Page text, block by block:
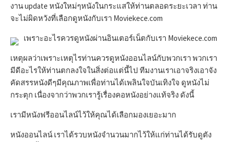
งาน update หนังใหม่ๆหนังในกระแสให้ท่านตลอดระยะเวลา ท่าน
จะไม่ผิดหวังที่เลือกดูหนังกับเรา Moviekece.com
เพราะอะไรควรดูหนังผ่านอินเตอร์เน็ตกับเรา Moviekece.com
เหตุผลว่าเพราะเหตุไรท่านควรดูหนังออนไลน์กับพวกเรา พวกเรา
มีดีอะไรให้ท่านตกลงใจในสิ่งต่อแต่นี้ไป ทีมงานเราเอาจริงเอาจัง
คัดสรรหนังดีๆมีคุณภาพเพื่อท่านได้เพลินใจบันเทิงใจ ดูหนังไม่
กระตุก เนื่องจากว่าพวกเรารู้เรื่องคอหนังอย่างแท้จริง ดังนี้
เรามีหนังฟรีออนไลน์ไว้ให้คุณได้เลือกมองเยอะมาก
หนังออนไลน์ เราได้รวบหนังจำนวนมากไว้ให้แก่ท่านได้รับดูตัง